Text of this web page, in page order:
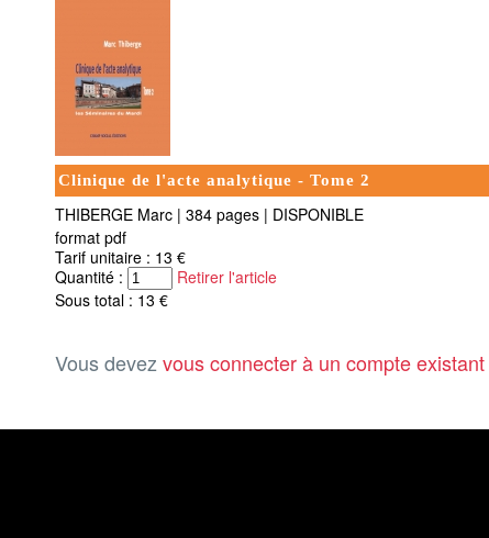
Clinique de l'acte analytique - Tome 2
THIBERGE Marc | 384 pages | DISPONIBLE
format pdf
Tarif unitaire : 13 €
Quantité :
Retirer l'article
Sous total : 13 €
Vous devezvous connecter à un compte existant